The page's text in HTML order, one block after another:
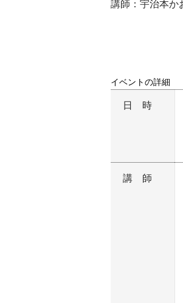
講師：宇治本か
イベントの詳細
日時
講師